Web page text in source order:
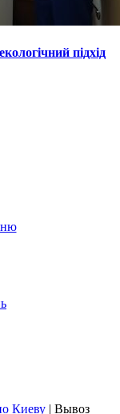
підхід
Киеву | Вывоз